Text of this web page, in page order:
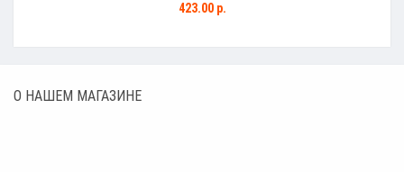
423.00 р.
О НАШЕМ МАГАЗИНЕ